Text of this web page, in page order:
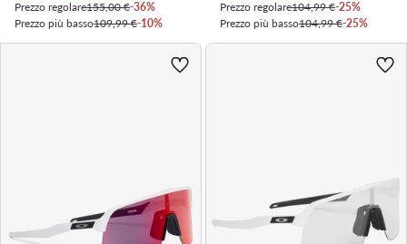
Prezzo regolare155,00 €-36%
Prezzo più basso109,99 €-10%
Prezzo regolare104,99 €-25%
Prezzo più basso104,99 €-25%